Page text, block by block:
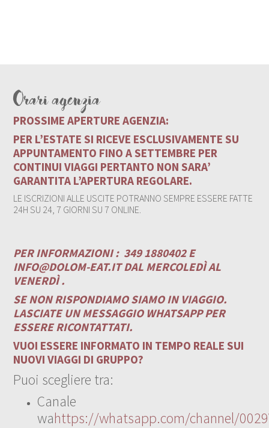
Orari agenzia
PROSSIME APERTURE AGENZIA:
PER L’ESTATE SI RICEVE ESCLUSIVAMENTE SU
APPUNTAMENTO FINO A SETTEMBRE PER
CONTINUI VIAGGI PERTANTO NON SARA’
GARANTITA L’APERTURA REGOLARE.
LE ISCRIZIONI ALLE USCITE POTRANNO SEMPRE ESSERE FATTE
24H SU 24, 7 GIORNI SU 7 ONLINE.
PER INFORMAZIONI : 349 1880402 E
INFO@DOLOM-EAT.ITDAL MERCOLEDÌ AL
VENERDÌ .
SE NON RISPONDIAMO SIAMO IN VIAGGIO.
LASCIATE UN MESSAGGIO WHATSAPP PER
ESSERE RICONTATTATI.
VUOI ESSERE INFORMATO IN TEMPO REALE SUI
NUOVI VIAGGI DI GRUPPO?
Puoi scegliere tra:
Canale
wahttps://whatsapp.com/channel/